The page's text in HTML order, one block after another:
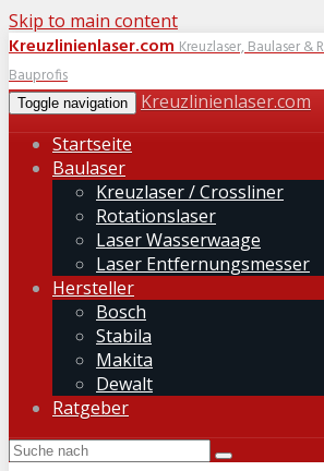
Skip to main content
Kreuzlinienlaser.comKreuzlaser, Baulaser &
Bauprofis
Toggle navigation
Kreuzlinienlaser.com
Startseite
Baulaser
Kreuzlaser / Crossliner
Rotationslaser
Laser Wasserwaage
Laser Entfernungsmesser
Hersteller
Bosch
Stabila
Makita
Dewalt
Ratgeber